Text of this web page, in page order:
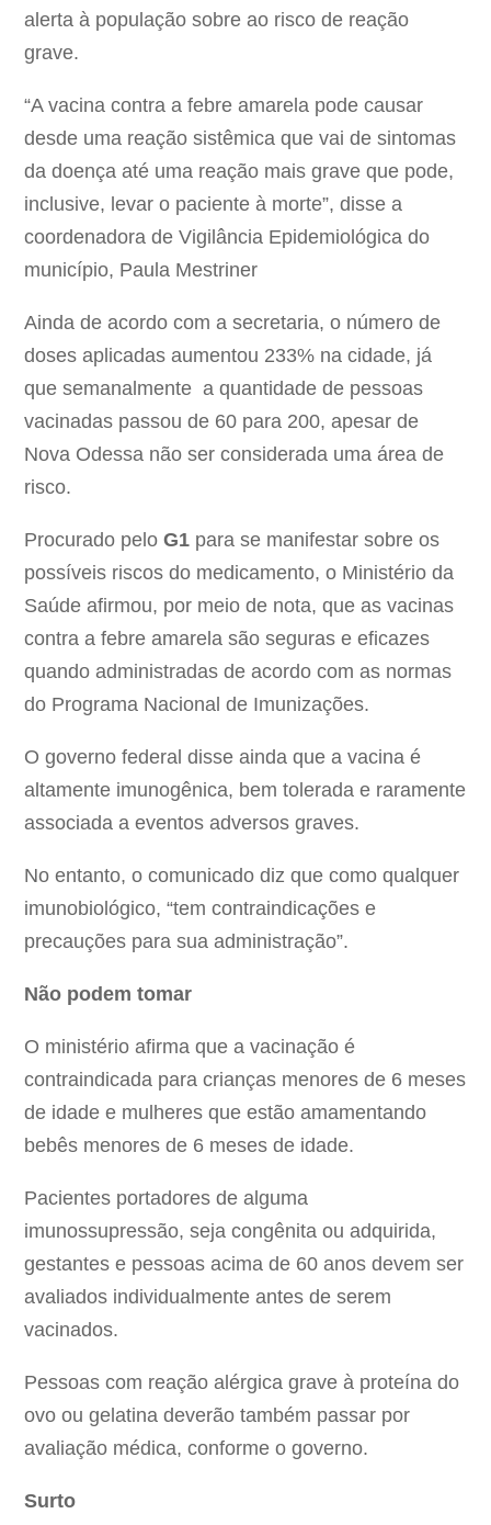
alerta à população sobre ao risco de reação
grave.
“A vacina contra a febre amarela pode causar
desde uma reação sistêmica que vai de sintomas
da doença até uma reação mais grave que pode,
inclusive, levar o paciente à morte”, disse a
coordenadora de Vigilância Epidemiológica do
município, Paula Mestriner
Ainda de acordo com a secretaria, o número de
doses aplicadas aumentou 233% na cidade, já
que semanalmente a quantidade de pessoas
vacinadas passou de 60 para 200, apesar de
Nova Odessa não ser considerada uma área de
risco.
Procurado peloG1 para se manifestar sobre os
possíveis riscos do medicamento, o Ministério da
Saúde afirmou, por meio de nota, que as vacinas
contra a febre amarela são seguras e eficazes
quando administradas de acordo com as normas
do Programa Nacional de Imunizações.
O governo federal disse ainda que a vacina é
altamente imunogênica, bem tolerada e raramente
associada a eventos adversos graves.
No entanto, o comunicado diz que como qualquer
imunobiológico, “tem contraindicações e
precauções para sua administração”.
Não podem tomar
O ministério afirma que a vacinação é
contraindicada para crianças menores de 6 meses
de idade e mulheres que estão amamentando
bebês menores de 6 meses de idade.
Pacientes portadores de alguma
imunossupressão, seja congênita ou adquirida,
gestantes e pessoas acima de 60 anos devem ser
avaliados individualmente antes de serem
vacinados.
Pessoas com reação alérgica grave à proteína do
ovo ou gelatina deverão também passar por
avaliação médica, conforme o governo.
Surto